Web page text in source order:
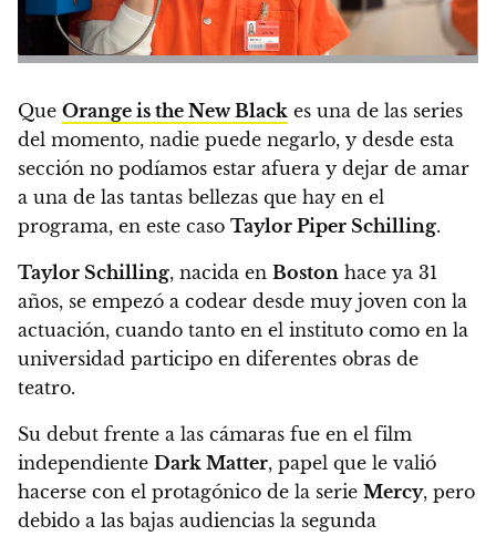
Que Orange is the New Black es una de las series
del momento, nadie puede negarlo, y desde esta
sección no podíamos estar afuera y dejar de amar
a una de las tantas bellezas que hay en el
programa, en este caso Taylor Piper Schilling.
Taylor Schilling, nacida en Boston hace ya 31
años, se empezó a codear desde muy joven con la
actuación, cuando tanto en el instituto como en la
universidad participo en diferentes obras de
teatro.
Su debut frente a las cámaras fue en el film
independiente Dark Matter, papel que le valió
hacerse con el protagónico de la serie Mercy, pero
debido a las bajas audiencias la segunda